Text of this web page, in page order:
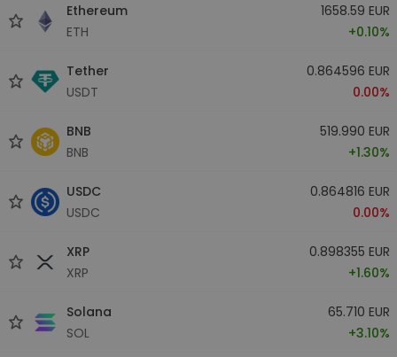
Ethereum
ETH
1658.59 EUR
+0.10%
Tether
USDT
0.864596 EUR
0.00%
BNB
BNB
519.990 EUR
+1.30%
USDC
USDC
0.864816 EUR
0.00%
XRP
XRP
0.898355 EUR
+1.60%
Solana
SOL
65.710 EUR
+3.10%